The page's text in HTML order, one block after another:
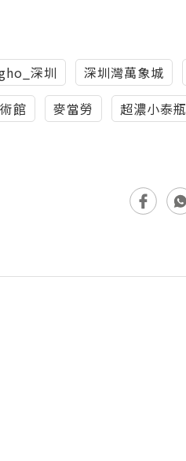
深圳 深圳灣萬象城
館 麥當勞
超濃小泰瓶